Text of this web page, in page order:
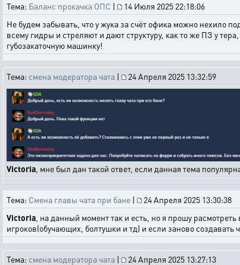
Тема: Баланс прокачка ОПС | 14 Июля 2025 22:18:06
Не будем забывать, что у жука за счёт офика можно нехило
всему гидры и стреляют и дают структуру, как то же ПЗ у
губозакаточную машинку!
Тема: смена модератора чата | 24 Апреля 2025 13:32:59
Victoria , мне был дан такой ответ, если данная тема
Тема: Смена главы чата при бане | 24 Апреля 2025 13:30:38
Victoria , на данный момент так и есть, но я прошу
игроков(обучающих, болтушки и тд) и если заново создавать
Тема: смена модератора чата | 24 Апреля 2025 13:27:13